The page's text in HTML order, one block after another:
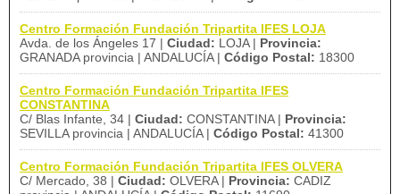
Centro Formación Fundación Tripartita IFES LOJA
Avda. de los Ángeles 17 | Ciudad: LOJA | Provincia:
GRANADA provincia | ANDALUCÍA | Código Postal: 18300
Centro Formación Fundación Tripartita IFES
CONSTANTINA
C/ Blas Infante, 34 | Ciudad: CONSTANTINA | Provincia:
SEVILLA provincia | ANDALUCÍA | Código Postal: 41300
Centro Formación Fundación Tripartita IFES OLVERA
C/ Mercado, 38 | Ciudad: OLVERA | Provincia: CADIZ